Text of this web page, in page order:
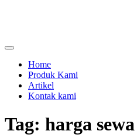
Home
Produk Kami
Artikel
Kontak kami
Tag: harga